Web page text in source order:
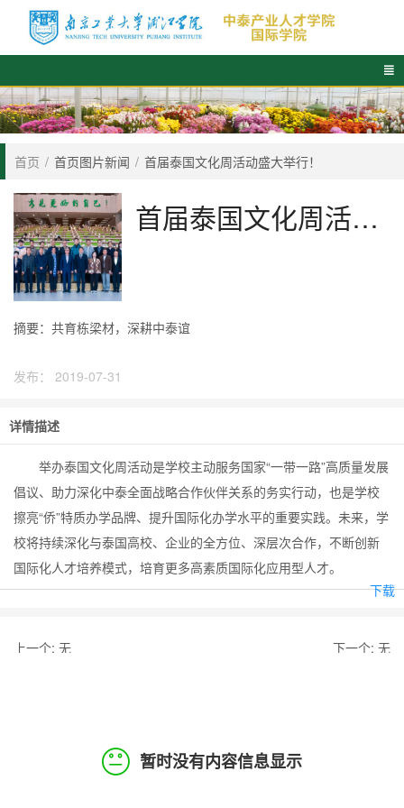

首页 / 首页图片新闻 / 首届泰国文化周活动盛大举行！
首届泰国文化周活动盛大举行！
摘要： 共育栋梁材，深耕中泰谊
发布： 2019-07-31
详情描述
举办泰国文化周活动是学校主动服务国家“一带一路”高质量发展
倡议、助力深化中泰全面战略合作伙伴关系的务实行动，也是学校
擦亮“侨”特质办学品牌、提升国际化办学水平的重要实践。未来，学
校将持续深化与泰国高校、企业的全方位、深层次合作，不断创新
国际化人才培养模式，培育更多高素质国际化应用型人才。
下载
上一个: 无 下一个: 无
暂时没有内容信息显示